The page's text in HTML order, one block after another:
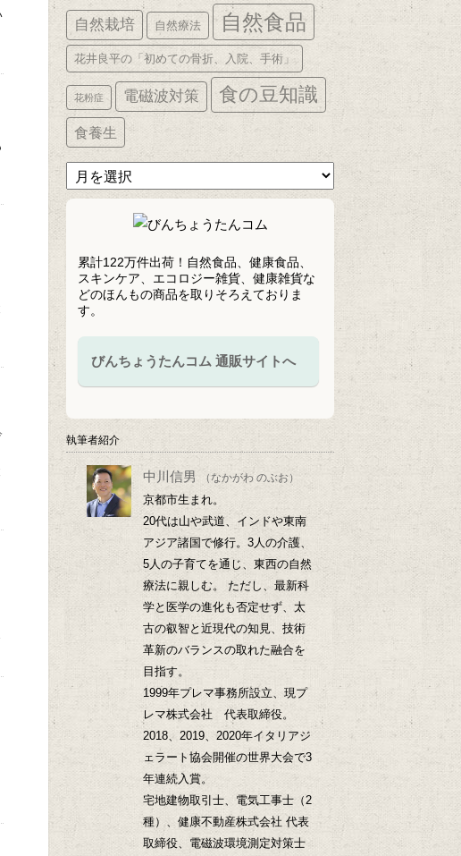
自然栽培 自然療法 自然食品
花井良平の「初めての骨折、入院、手術」
花粉症 電磁波対策 食の豆知識
食養生
ア
ー
カ
累計122万件出荷！自然食品、健康食品、
スキンケア、エコロジー雑貨、健康雑貨な
どのほんもの商品を取りそろえておりま
す。
びんちょうたんコム 通販サイトへ
執筆者紹介
中川信男 （なかがわ のぶお）
京都市生まれ。
20代は山や武道、インドや東南
アジア諸国で修行。3人の介護、
5人の子育てを通じ、東西の自然
療法に親しむ。 ただし、最新科
学と医学の進化も否定せず、太
古の叡智と近現代の知見、技術
革新のバランスの取れた融合を
目指す。
1999年プレマ事務所設立、現プ
レマ株式会社 代表取締役。
2018、2019、2020年イタリアジ
ェラート協会開催の世界大会で3
年連続入賞。
宅地建物取引士、電気工事士（2
種）、健康不動産株式会社 代表
取締役、電磁波環境測定対策士